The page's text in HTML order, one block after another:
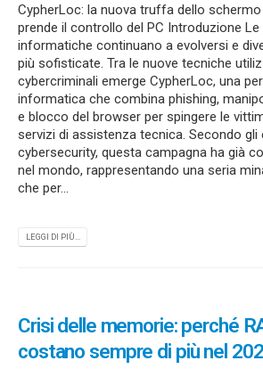
CypherLoc: la nuova truffa dello
prende il controllo del PC Introduzione Le
informatiche continuano a evolversi e
più sofisticate. Tra le nuove tecniche
cybercriminali emerge CypherLoc, una
informatica che combina phishing,
e blocco del browser per spingere le
servizi di assistenza tecnica. Secondo gli
cybersecurity, questa campagna ha già
nel mondo, rappresentando una seria
che per...
LEGGI DI PIÙ...
Crisi delle memorie: perché
costano sempre di più nel